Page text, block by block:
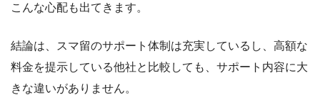
こんな心配も出てきます。
結論は、スマ留のサポート体制は充実しているし、高額な
料金を提示している他社と比較しても、サポート内容に大
きな違いがありません。